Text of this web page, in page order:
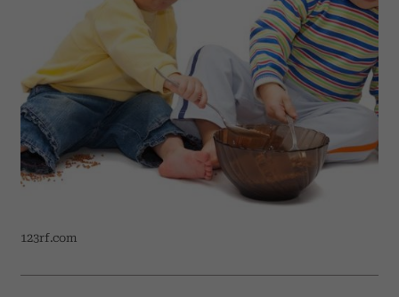
123rf.com